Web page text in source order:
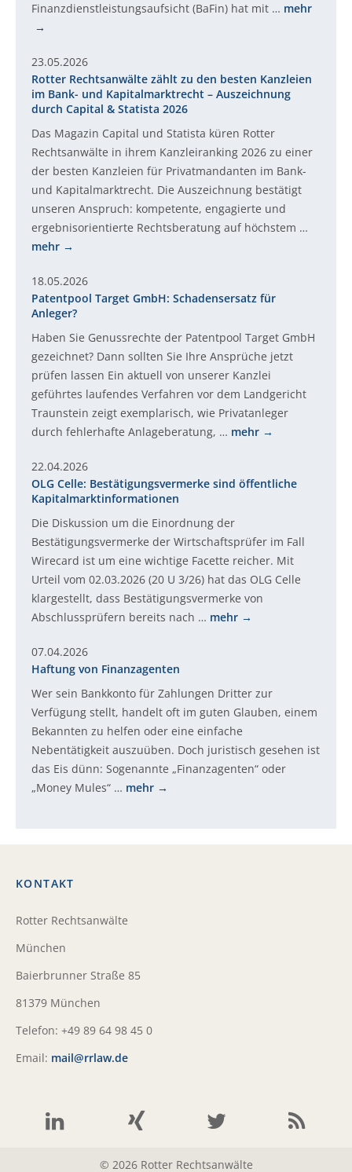
Finanzdienstleistungsaufsicht (BaFin) hat mit … mehr
23.05.2026
Rotter Rechtsanwälte zählt zu den besten Kanzleien
im Bank- und Kapitalmarktrecht – Auszeichnung
durch Capital & Statista 2026
Das Magazin Capital und Statista küren Rotter
Rechtsanwälte in ihrem Kanzleiranking 2026 zu einer
der besten Kanzleien für Privatmandanten im Bank-
und Kapitalmarktrecht. Die Auszeichnung bestätigt
unseren Anspruch: kompetente, engagierte und
ergebnisorientierte Rechtsberatung auf höchstem …
mehr
18.05.2026
Patentpool Target GmbH: Schadensersatz für
Anleger?
Haben Sie Genussrechte der Patentpool Target GmbH
gezeichnet? Dann sollten Sie Ihre Ansprüche jetzt
prüfen lassen Ein aktuell von unserer Kanzlei
geführtes laufendes Verfahren vor dem Landgericht
Traunstein zeigt exemplarisch, wie Privatanleger
durch fehlerhafte Anlageberatung, … mehr
22.04.2026
OLG Celle: Bestätigungsvermerke sind öffentliche
Kapitalmarktinformationen
Die Diskussion um die Einordnung der
Bestätigungsvermerke der Wirtschaftsprüfer im Fall
Wirecard ist um eine wichtige Facette reicher. Mit
Urteil vom 02.03.2026 (20 U 3/26) hat das OLG Celle
klargestellt, dass Bestätigungsvermerke von
Abschlussprüfern bereits nach … mehr
07.04.2026
Haftung von Finanzagenten
Wer sein Bankkonto für Zahlungen Dritter zur
Verfügung stellt, handelt oft im guten Glauben, einem
Bekannten zu helfen oder eine einfache
Nebentätigkeit auszuüben. Doch juristisch gesehen ist
das Eis dünn: Sogenannte „Finanzagenten“ oder
„Money Mules“ … mehr
KONTAKT
Rotter Rechtsanwälte
München
Baierbrunner Straße 85
81379 München
Telefon: +49 89 64 98 45 0
Email: mail@rrlaw.de
© 2026 Rotter Rechtsanwälte